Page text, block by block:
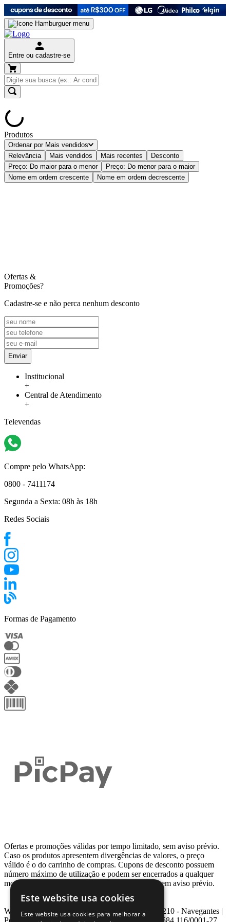
Entre ou cadastre-se
Produtos
Ordenar por Mais vendidos
Relevância
Mais vendidos Mais recentes
Desconto
Preço: Do maior para o menor
Preço: Do menor para o maior
Nome em ordem crescente
Nome em ordem decrescente
Ofertas &
Promoções?
Cadastre-se e não perca nenhum desconto
Enviar
Institucional
+
Central de Atendimento
+
Televendas
Compre pelo WhatsApp:
0800 - 7411174
Segunda a Sexta: 08h às 18h
Redes Sociais
Formas de Pagamento
Ofertas e promoções válidas por tempo limitado, sem aviso prévio.
Caso os produtos apresentem divergências de valores, o preço
válido é o do carrinho de compras. Cupons de desconto possuem
número máximo de utilização e podem ser encerrados a qualquer
momento, de acordo com sua disponibilidade e sem aviso prévio.
Webcontinental LTDA | Travessa Venezuela, Nº 210 - Navegantes |
Este website usa cookies
Este website usa cookies para melhorar a